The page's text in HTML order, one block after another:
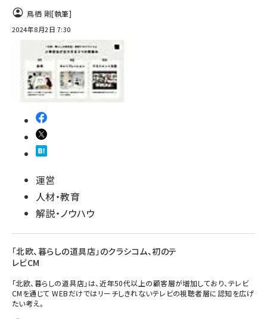
鳥栖 剛[執筆]
2024年8月2日 7:30
運営
人材・教育
解説・ノウハウ
「北欧、暮らしの道具店」のクラシコム、初のテ
レビCM
「北欧、暮らしの道具店」は、近年50代以上の顧客層が増加しており、テレビ
CMを通じて WEBだけではリーチしきれないテレビの視聴者層に認知を広げ
たい考え。